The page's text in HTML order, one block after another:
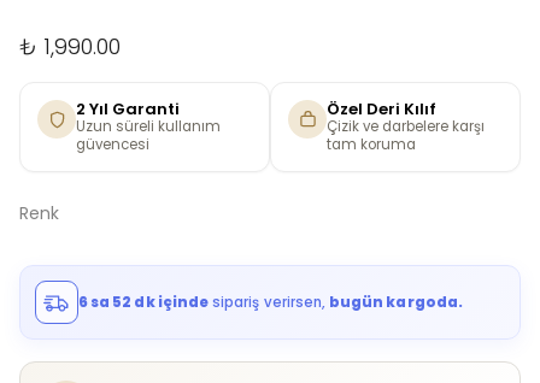
₺ 1,990.00
2 Yıl Garanti
Uzun süreli kullanım
güvencesi
Özel Deri Kılıf
Çizik ve darbelere karşı
tam koruma
Renk
6 sa 52 dk içindesipariş verirsen, bugün kargoda.